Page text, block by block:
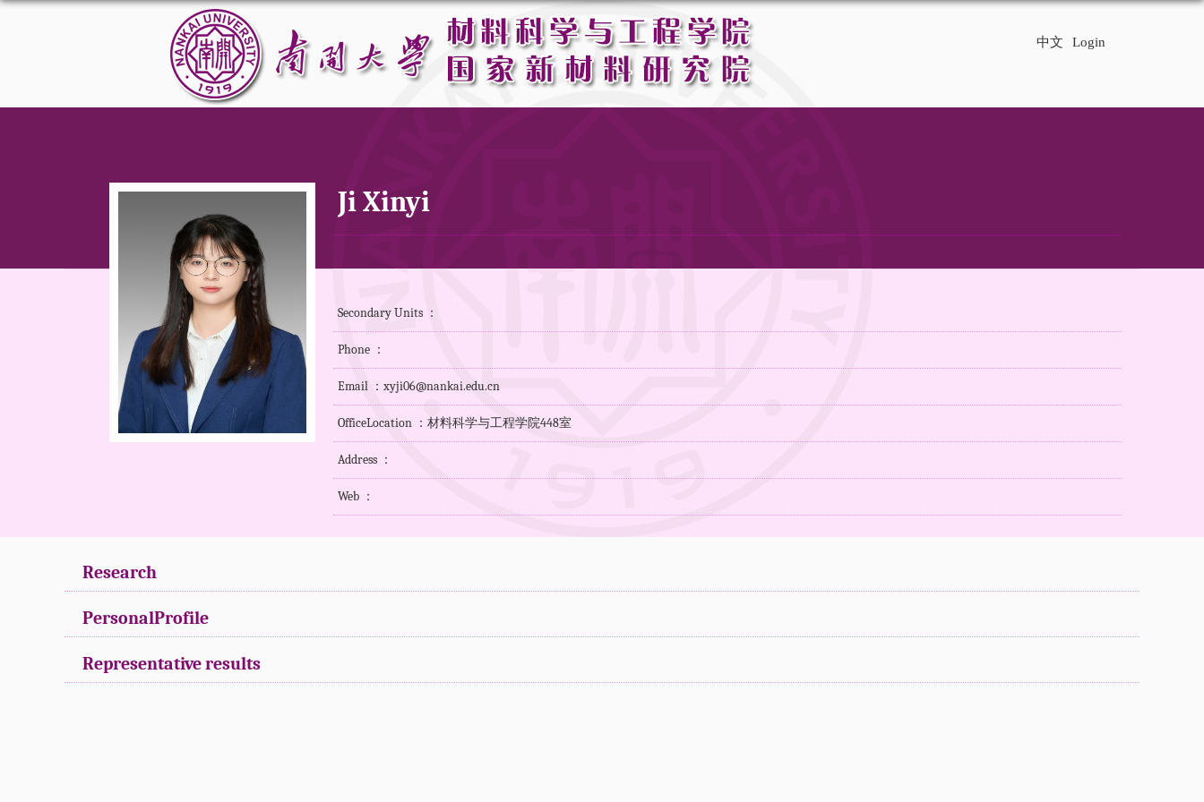
中文 Login
Ji Xinyi
Secondary Units ：
Phone ：
Email ：xyji06@nankai.edu.cn
OfficeLocation ：材料科学与工程学院448室
Address ：
Web ：
Research
PersonalProfile
Representative results